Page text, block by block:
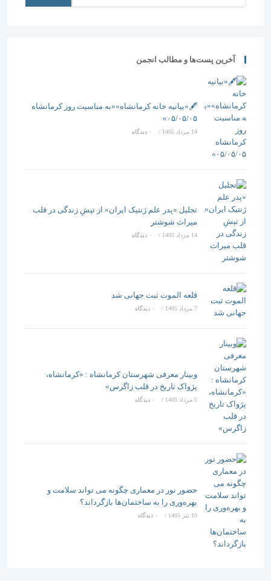
آخرین پست‌ها و مطالب انجمن
🖋️«بیانیه خانه کرمانشاه»«به مناسبت روز کرمانشاه
۰۵/۰۵/۰۵»
/ ۰ دیدگاه
تجلیل «پدر علم ژنتیک ایران» از تپشِ زندگی در قلب
میراث شوشتر
14 مرداد 1405 / ۰ دیدگاه
قلعه الموت ثبت جهانی شد
/ ۰ دیدگاه
وبینار معرفی شهرستان کرمانشاه : «کرمانشاه،
پژواک تاریخ در قلب زاگرس»
5 مرداد 1405 / ۰ دیدگاه
حضور نور در معماری چگونه می تواند سلامت و
بهره‌وری را به ساختمان‌ها بازگرداند؟
/ ۰ دیدگاه